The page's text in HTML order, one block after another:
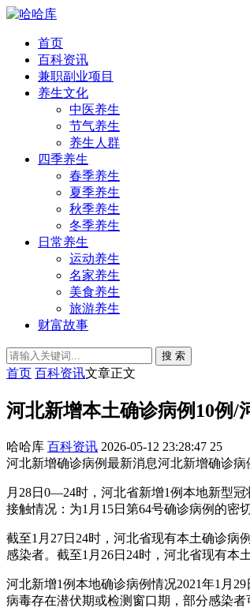
首页
百科资讯
兼职副业项目
养生文化
中医养生
节气养生
养生人群
四季养生
春季养生
夏季养生
秋季养生
冬季养生
日常养生
运动养生
名家养生
美食养生
旅游养生
财富故事
搜 索
首页 百科资讯文章正文
河北新增本土确诊病例10例/
哈哈库 百科资讯 2026-05-12 23:28:47 25
河北新增确诊病例最新消息河北新增确诊病
月28日0—24时，河北省新增1例本地新型
接触情况：为1月15日第64号确诊病例的密
截至1月27日24时，河北省现有本土确诊病
感染者。截至1月26日24时，河北省现有本
河北新增1例本地确诊病例情况2021年1月
病毒存在潜伏期或检测窗口期，部分感染